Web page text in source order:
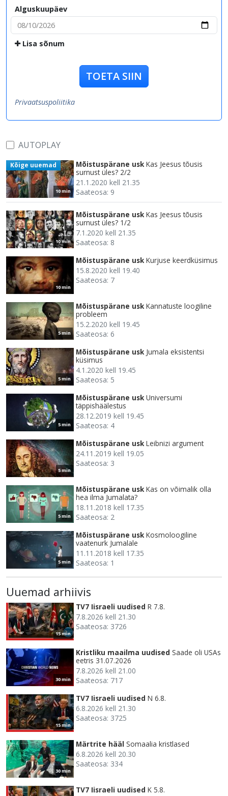
Alguskuupäev
Lisa sõnum
TOETA SIIN
Privaatsuspoliitika
AUTOPLAY
10 min
Kõige uuemad Mõistuspärane usk Kas Jeesus tõusis
surnust üles? 2/2
21.1.2020 kell 21.35
Saateosa: 9
10 min
Mõistuspärane usk Kas Jeesus tõusis
surnust üles? 1/2
7.1.2020 kell 21.35
Saateosa: 8
10 min
Mõistuspärane usk Kurjuse keerdküsimus
15.8.2020 kell 19.40
Saateosa: 7
5 min
Mõistuspärane usk Kannatuste loogiline
probleem
15.2.2020 kell 19.45
Saateosa: 6
5 min
Mõistuspärane usk Jumala eksistentsi
küsimus
4.1.2020 kell 19.45
Saateosa: 5
5 min
Mõistuspärane usk Universumi
täppishäälestus
28.12.2019 kell 19.45
Saateosa: 4
5 min
Mõistuspärane usk Leibnizi argument
24.11.2019 kell 19.05
Saateosa: 3
5 min
Mõistuspärane usk Kas on võimalik olla
hea ilma Jumalata?
18.11.2018 kell 17.35
Saateosa: 2
5 min
Mõistuspärane usk Kosmoloogiline
vaatenurk Jumalale
11.11.2018 kell 17.35
Saateosa: 1
Uuemad arhiivis
15 min
TV7 Iisraeli uudised R 7.8.
7.8.2026 kell 21.30
Saateosa: 3726
30 min
Kristliku maailma uudised Saade oli USAs
eetris 31.07.2026
7.8.2026 kell 21.00
Saateosa: 717
15 min
TV7 Iisraeli uudised N 6.8.
6.8.2026 kell 21.30
Saateosa: 3725
30 min
Märtrite hääl Somaalia kristlased
6.8.2026 kell 20.30
Saateosa: 334
TV7 Iisraeli uudised K 5.8.